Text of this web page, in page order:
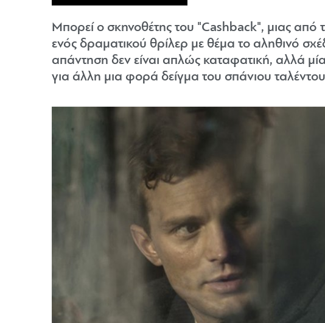
Μπορεί ο σκηνοθέτης του "Cashback", μιας από
ενός δραματικού θρίλερ με θέμα το αληθινό
απάντηση δεν είναι απλώς καταφατική, αλλά
για άλλη μια φορά δείγμα του σπάνιου